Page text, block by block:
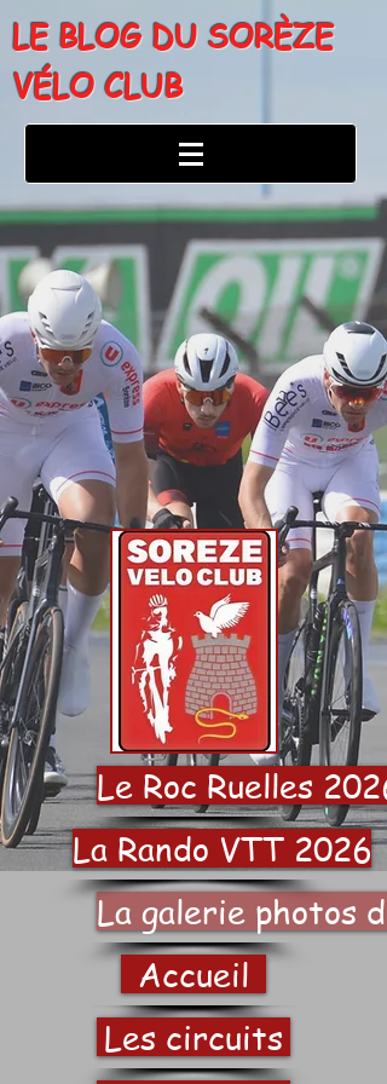
LE BLOG DU SORÈZE
VÉLO CLUB
Le Roc Ruelles 2026
La Rando VTT 2026
La galerie photos
Accueil
Les circuits